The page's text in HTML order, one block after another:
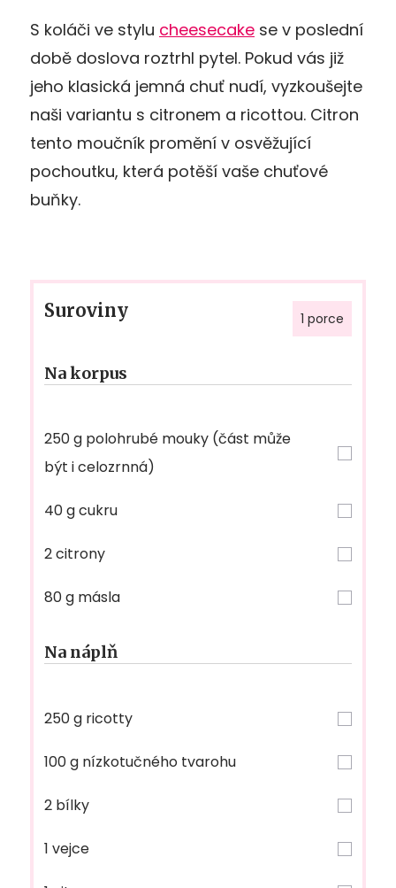
S koláči ve stylu cheesecake se v poslední
době doslova roztrhl pytel. Pokud vás již
jeho klasická jemná chuť nudí, vyzkoušejte
naši variantu s citronem a ricottou. Citron
tento moučník promění v osvěžující
pochoutku, která potěší vaše chuťové
buňky.
Suroviny 1 porce
Na korpus
250 g polohrubé mouky (část může
být i celozrnná)
40 g cukru
2 citrony
80 g másla
Na náplň
250 g ricotty
100 g nízkotučného tvarohu
2 bílky
1 vejce